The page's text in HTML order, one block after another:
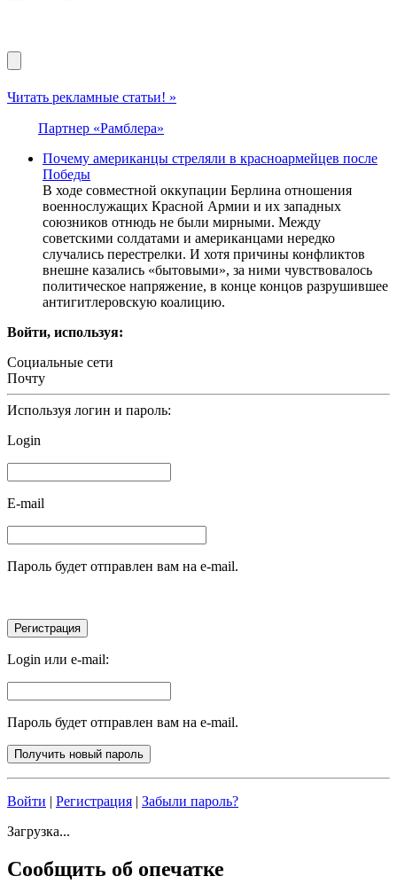
Читать рекламные статьи! »
Партнер «Рамблера»
Почему американцы стреляли в красноармейцев после
Победы
В ходе совместной оккупации Берлина отношения
военнослужащих Красной Армии и их западных
союзников отнюдь не были мирными. Между
советскими солдатами и американцами нередко
случались перестрелки. И хотя причины конфликтов
внешне казались «бытовыми», за ними чувствовалось
политическое напряжение, в конце концов разрушившее
антигитлеровскую коалицию.
Войти, используя:
Социальные сети
Почту
Используя логин и пароль:
Login
E-mail
Пароль будет отправлен вам на e-mail.
Login или e-mail:
Пароль будет отправлен вам на e-mail.
Войти | Регистрация | Забыли пароль?
Загрузка...
Сообщить об опечатке